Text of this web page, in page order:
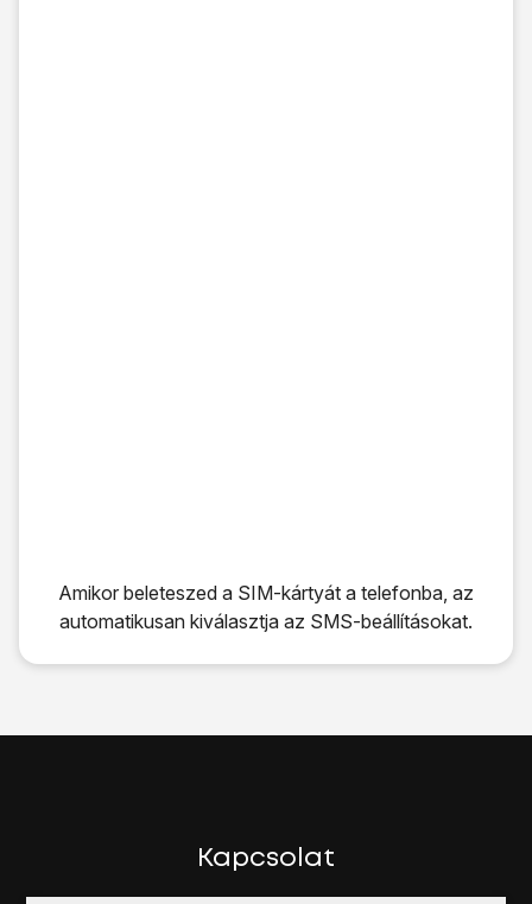
Amikor beleteszed a SIM-kártyát a telefonba, az
automatikusan kiválasztja az SMS-beállításokat.
Amikor beleteszed a SIM-kártyát a telefonba, az
Kapcsolat